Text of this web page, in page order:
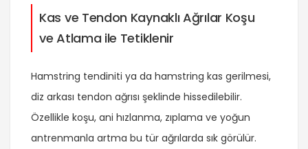
Kas ve Tendon Kaynaklı Ağrılar Koşu
ve Atlama ile Tetiklenir
Hamstring tendiniti ya da hamstring kas gerilmesi,
diz arkası tendon ağrısı şeklinde hissedilebilir.
Özellikle koşu, ani hızlanma, zıplama ve yoğun
antrenmanla artma bu tür ağrılarda sık görülür.